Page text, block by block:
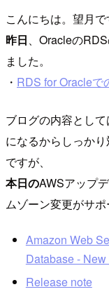
こんにちは。望月で
昨日 、Oracleの
ました。
・ RDS for Oracleで
ブログの内容とし
になるからしっか
ですが、
本日のAWSアップ
ムゾーン変更がサ
Amazon Web
Database -
Release note